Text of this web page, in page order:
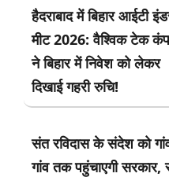
हैदराबाद में बिहार आईटी
मीट 2026: वैश्विक टेक
ने बिहार में निवेश को लेकर
दिखाई गहरी रुचि!
संत रविदास के संदेश को
गांव तक पहुंचाएगी सरकार,